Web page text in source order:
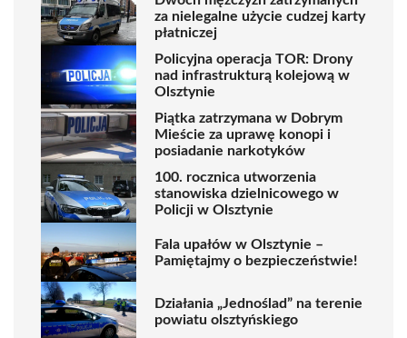
za nielegalne użycie cudzej karty
płatniczej
Policyjna operacja TOR: Drony
nad infrastrukturą kolejową w
Olsztynie
Piątka zatrzymana w Dobrym
Mieście za uprawę konopi i
posiadanie narkotyków
100. rocznica utworzenia
stanowiska dzielnicowego w
Policji w Olsztynie
Fala upałów w Olsztynie –
Pamiętajmy o bezpieczeństwie!
Działania „Jednoślad” na terenie
powiatu olsztyńskiego